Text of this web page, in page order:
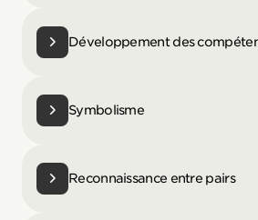
Développement des
Symbolisme
Reconnaissance entre pairs